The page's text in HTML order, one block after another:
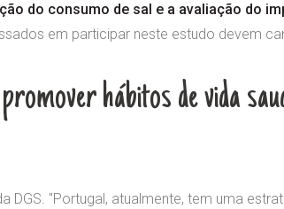
do consumo de sal e a avaliação do
em participar neste estudo devem
hábitos de vida
DGS. "Portugal, atualmente, tem uma